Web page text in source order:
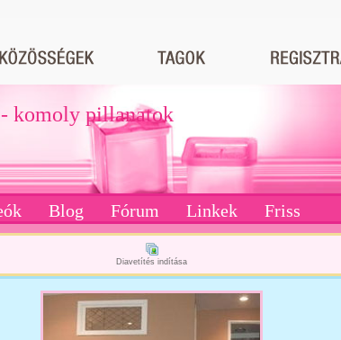
komoly pillanatok
Blog Fórum Linkek Friss
Diavetítés indítása